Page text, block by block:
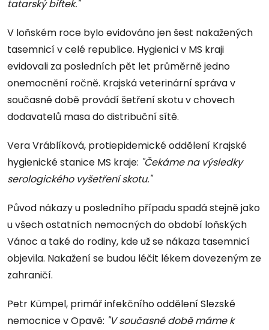
tatarský biftek."
V loňském roce bylo evidováno jen šest nakažených
tasemnicí v celé republice. Hygienici v MS kraji
evidovali za posledních pět let průměrně jedno
onemocnění ročně. Krajská veterinární správa v
současné době provádí šetření skotu v chovech
dodavatelů masa do distribuční sítě.
Vera Vráblíková, protiepidemické oddělení Krajské
hygienické stanice MS kraje: "Čekáme na výsledky
serologického vyšetření skotu."
Původ nákazy u posledního případu spadá stejně jako
u všech ostatních nemocných do období loňských
Vánoc a také do rodiny, kde už se nákaza tasemnicí
objevila. Nakažení se budou léčit lékem dovezeným ze
zahraničí.
Petr Kümpel, primář infekčního oddělení Slezské
nemocnice v Opavě: "V současné době máme k